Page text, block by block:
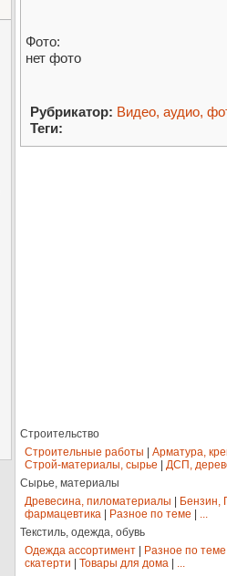
Фото:
нет фото
Рубрикатор: Видео, аудио,
Теги:
Строительство
Строительные работы
Арматура,
Строй-материалы, сырье
ДСП,
Сырье, материалы
Древесина, пиломатериалы
Бензин,
фармацевтика
Разное по теме
...
Текстиль, одежда, обувь
Одежда ассортимент
Разное по теме
скатерти
Товары для дома ...